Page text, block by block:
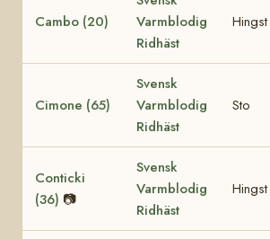
Cambo (20)
Varmblodig
Ridhäst
Hingst
Cimone (65)
Svensk
Varmblodig
Ridhäst
Sto
Conticki
(36) 📷
Svensk
Varmblodig
Ridhäst
Hingst